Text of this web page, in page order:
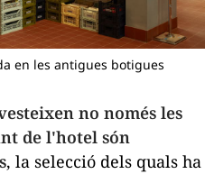
en les antigues botigues
no només les
de l'hotel són
, la selecció dels quals ha